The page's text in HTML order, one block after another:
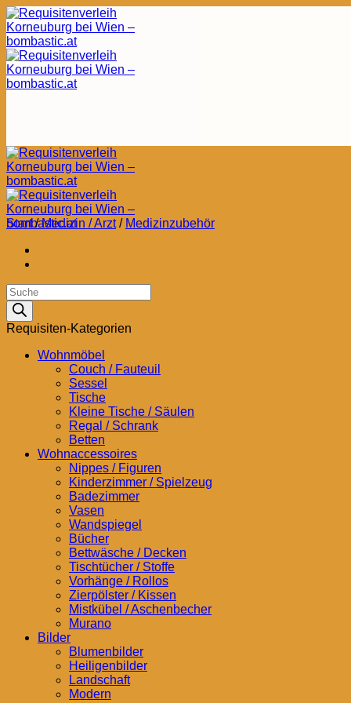
Zum
Inhalt
springen
Start / Medizin / Arzt / Medizinzubehör
Products
search
Requisiten-Kategorien
Wohnmöbel
Couch / Fauteuil
Sessel
Tische
Kleine Tische / Säulen
Regal / Schrank
Betten
Wohnaccessoires
Nippes / Figuren
Kinderzimmer / Spielzeug
Badezimmer
Vasen
Wandspiegel
Bücher
Bettwäsche / Decken
Tischtücher / Stoffe
Vorhänge / Rollos
Zierpölster / Kissen
Mistkübel / Aschenbecher
Murano
Bilder
Blumenbilder
Heiligenbilder
Landschaft
Modern